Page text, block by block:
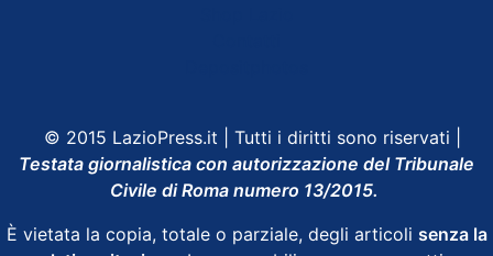
© 2015 LazioPress.it | Tutti i diritti sono riservati |
Testata giornalistica con autorizzazione del Tribunale
Civile di Roma numero 13/2015.
È vietata la copia, totale o parziale, degli articoli senza la